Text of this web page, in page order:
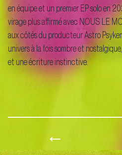
en équipe et un premier EP solo en
virage plus affirmé avec NOUS LE
aux côtés du producteur Astro
univers à la fois sombre et
et une écriture instinctive.
←